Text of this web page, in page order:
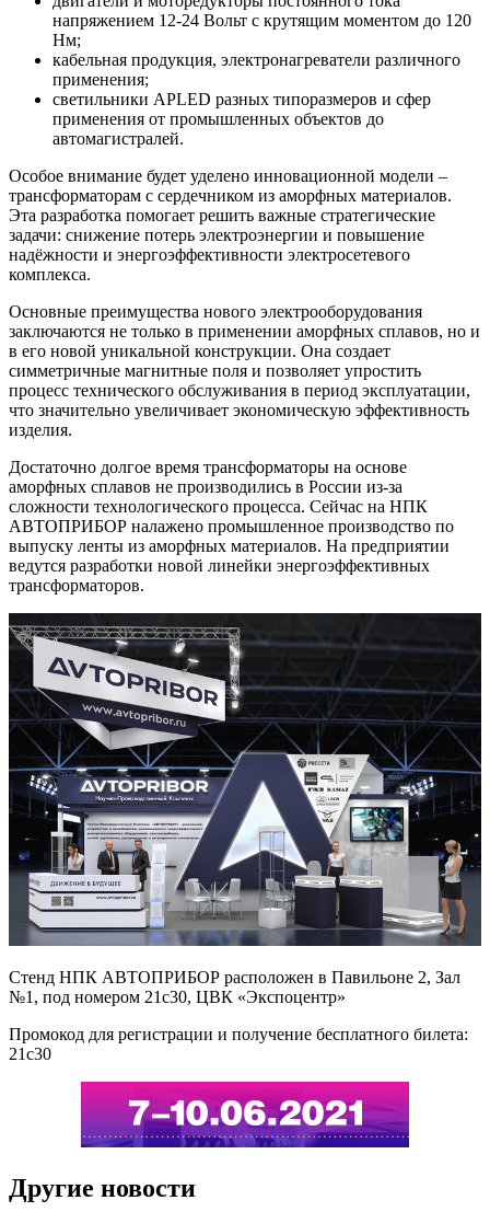
напряжением 12-24 Вольт с крутящим моментом до 120
Нм;
кабельная продукция, электронагреватели различного
применения;
светильники APLED разных типоразмеров и сфер
применения от промышленных объектов до
автомагистралей.
Особое внимание будет уделено инновационной модели –
трансформаторам с сердечником из аморфных материалов.
Эта разработка помогает решить важные стратегические
задачи: снижение потерь электроэнергии и повышение
надёжности и энергоэффективности электросетевого
комплекса.
Основные преимущества нового электрооборудования
заключаются не только в применении аморфных сплавов, но и
в его новой уникальной конструкции. Она создает
симметричные магнитные поля и позволяет упростить
процесс технического обслуживания в период эксплуатации,
что значительно увеличивает экономическую эффективность
изделия.
Достаточно долгое время трансформаторы на основе
аморфных сплавов не производились в России из-за
сложности технологического процесса. Сейчас на НПК
АВТОПРИБОР налажено промышленное производство по
выпуску ленты из аморфных материалов. На предприятии
ведутся разработки новой линейки энергоэффективных
трансформаторов.
Стенд НПК АВТОПРИБОР расположен в Павильоне 2, Зал
№1, под номером 21с30, ЦВК «Экспоцентр»
Промокод для регистрации и получение бесплатного билета:
21с30
Другие новости